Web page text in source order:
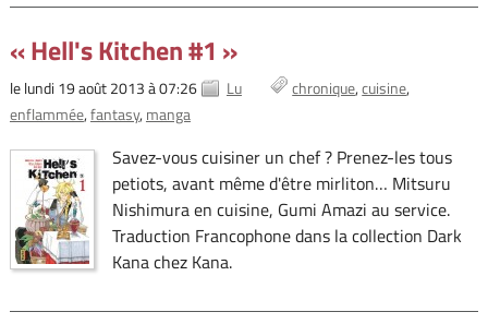
« Hell's Kitchen #1 »
le lundi 19 août 2013 à 07:26 Lu chronique cuisine
enflammée fantasy manga
Savez-vous cuisiner un chef ? Prenez-les tous
petiots, avant même d'être mirliton… Mitsuru
Nishimura en cuisine, Gumi Amazi au service.
Traduction Francophone dans la collection Dark
Kana chez Kana.